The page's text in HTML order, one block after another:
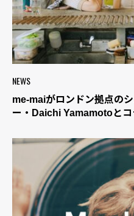
NEWS
me-maiがロンドン拠点の
ー・Daichi Yamamotoとコ